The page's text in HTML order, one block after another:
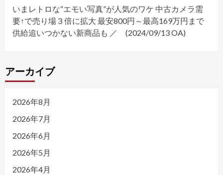
いまレトロな“エモい写真”が人気のワケ 中古カメラ需
要↑で売り場３倍に拡大 最安800円～最高169万円まで
供給追いつかない新商品も ／ (2024/09/13 OA)
アーカイブ
2026年8月
2026年7月
2026年6月
2026年5月
2026年4月